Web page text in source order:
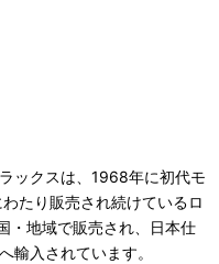
ックスは、1968年に初代モ
たり販売され続けているロ
・地域で販売され、日本仕
輸入されています。